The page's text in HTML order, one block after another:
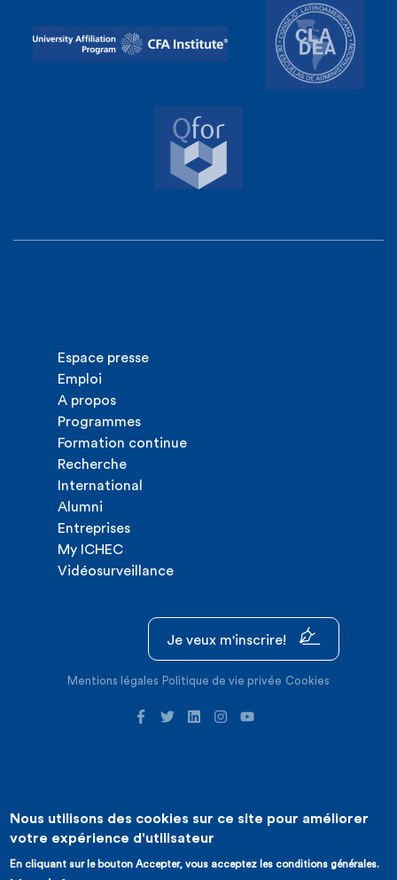
Espace presse
Emploi
A propos
Programmes
Formation continue
Recherche
International
Alumni
Entreprises
My ICHEC
Vidéosurveillance
Je veux m'inscrire!
Mentions légales Politique de vie privée Cookies
©2026 ICHEC |Création de site internet : Expansion
Nous utilisons des cookies sur ce site pour améliorer
votre expérience d'utilisateur
En cliquant sur le bouton Accepter, vous acceptez les conditions générales.